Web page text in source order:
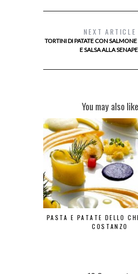
NEXT ARTICLE
TORTINI DI PATATE CON
E SALSA ALLA
You may also like
PASTA E PATATE DELLO
COSTANZO